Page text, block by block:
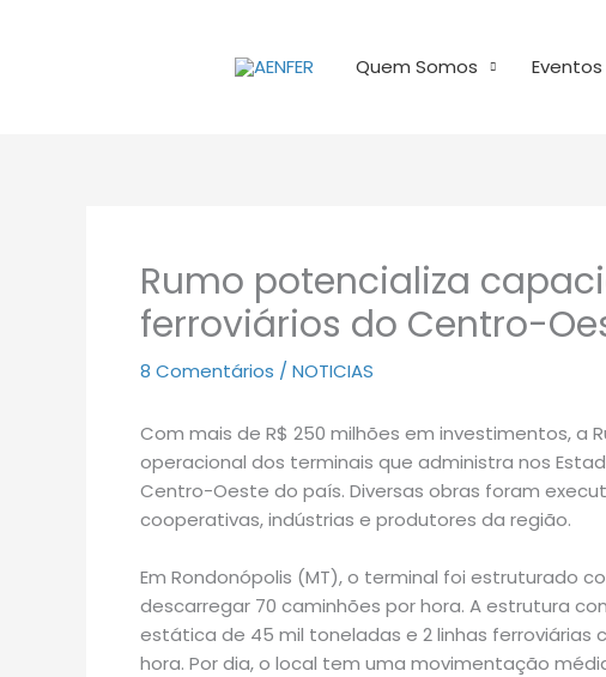
Quem Somos Eventos
Rumo potencializa
ferroviários do Centro-
8 Comentários / NOTICIAS
Com mais de R$ 250 milhões em investimentos,
operacional dos terminais que administra nos
Centro-Oeste do país. Diversas obras foram
cooperativas, indústrias e produtores da região.
Em Rondonópolis (MT), o terminal foi estruturado
descarregar 70 caminhões por hora. A estrutura
estática de 45 mil toneladas e 2 linhas ferroviárias
hora. Por dia, o local tem uma movimentação